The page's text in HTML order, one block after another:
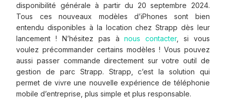
disponibilité générale à partir du 20 septembre 2024.
Tous ces nouveaux modèles d’iPhones sont bien
entendu disponibles à la location chez Strapp dès leur
lancement ! N’hésitez pas ànous contacter, si vous
voulez précommander certains modèles ! Vous pouvez
aussi passer commande directement sur votre outil de
gestion de parc Strapp. Strapp, c’est la solution qui
permet de vivre une nouvelle expérience de téléphonie
mobile d’entreprise, plus simple et plus responsable.